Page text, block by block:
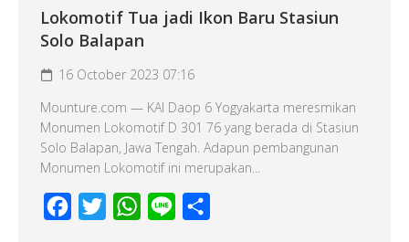
Lokomotif Tua jadi Ikon Baru Stasiun
Solo Balapan
16 October 2023 07:16
Mounture.com — KAI Daop 6 Yogyakarta meresmikan
Monumen Lokomotif D 301 76 yang berada di Stasiun
Solo Balapan, Jawa Tengah. Adapun pembangunan
Monumen Lokomotif ini merupakan...
Facebook
Twitter WhatsApp
Line